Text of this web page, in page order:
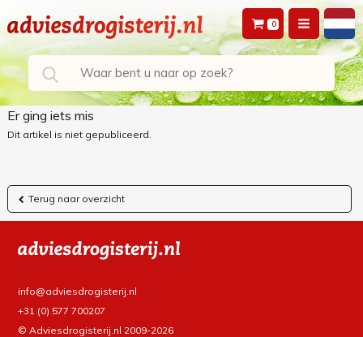
0
Er ging iets mis
Dit artikel is niet gepubliceerd.
Terug naar overzicht
info@adviesdrogisterij.nl
+31 (0) 577 700207
© Adviesdrogisterij.nl 2009-2026